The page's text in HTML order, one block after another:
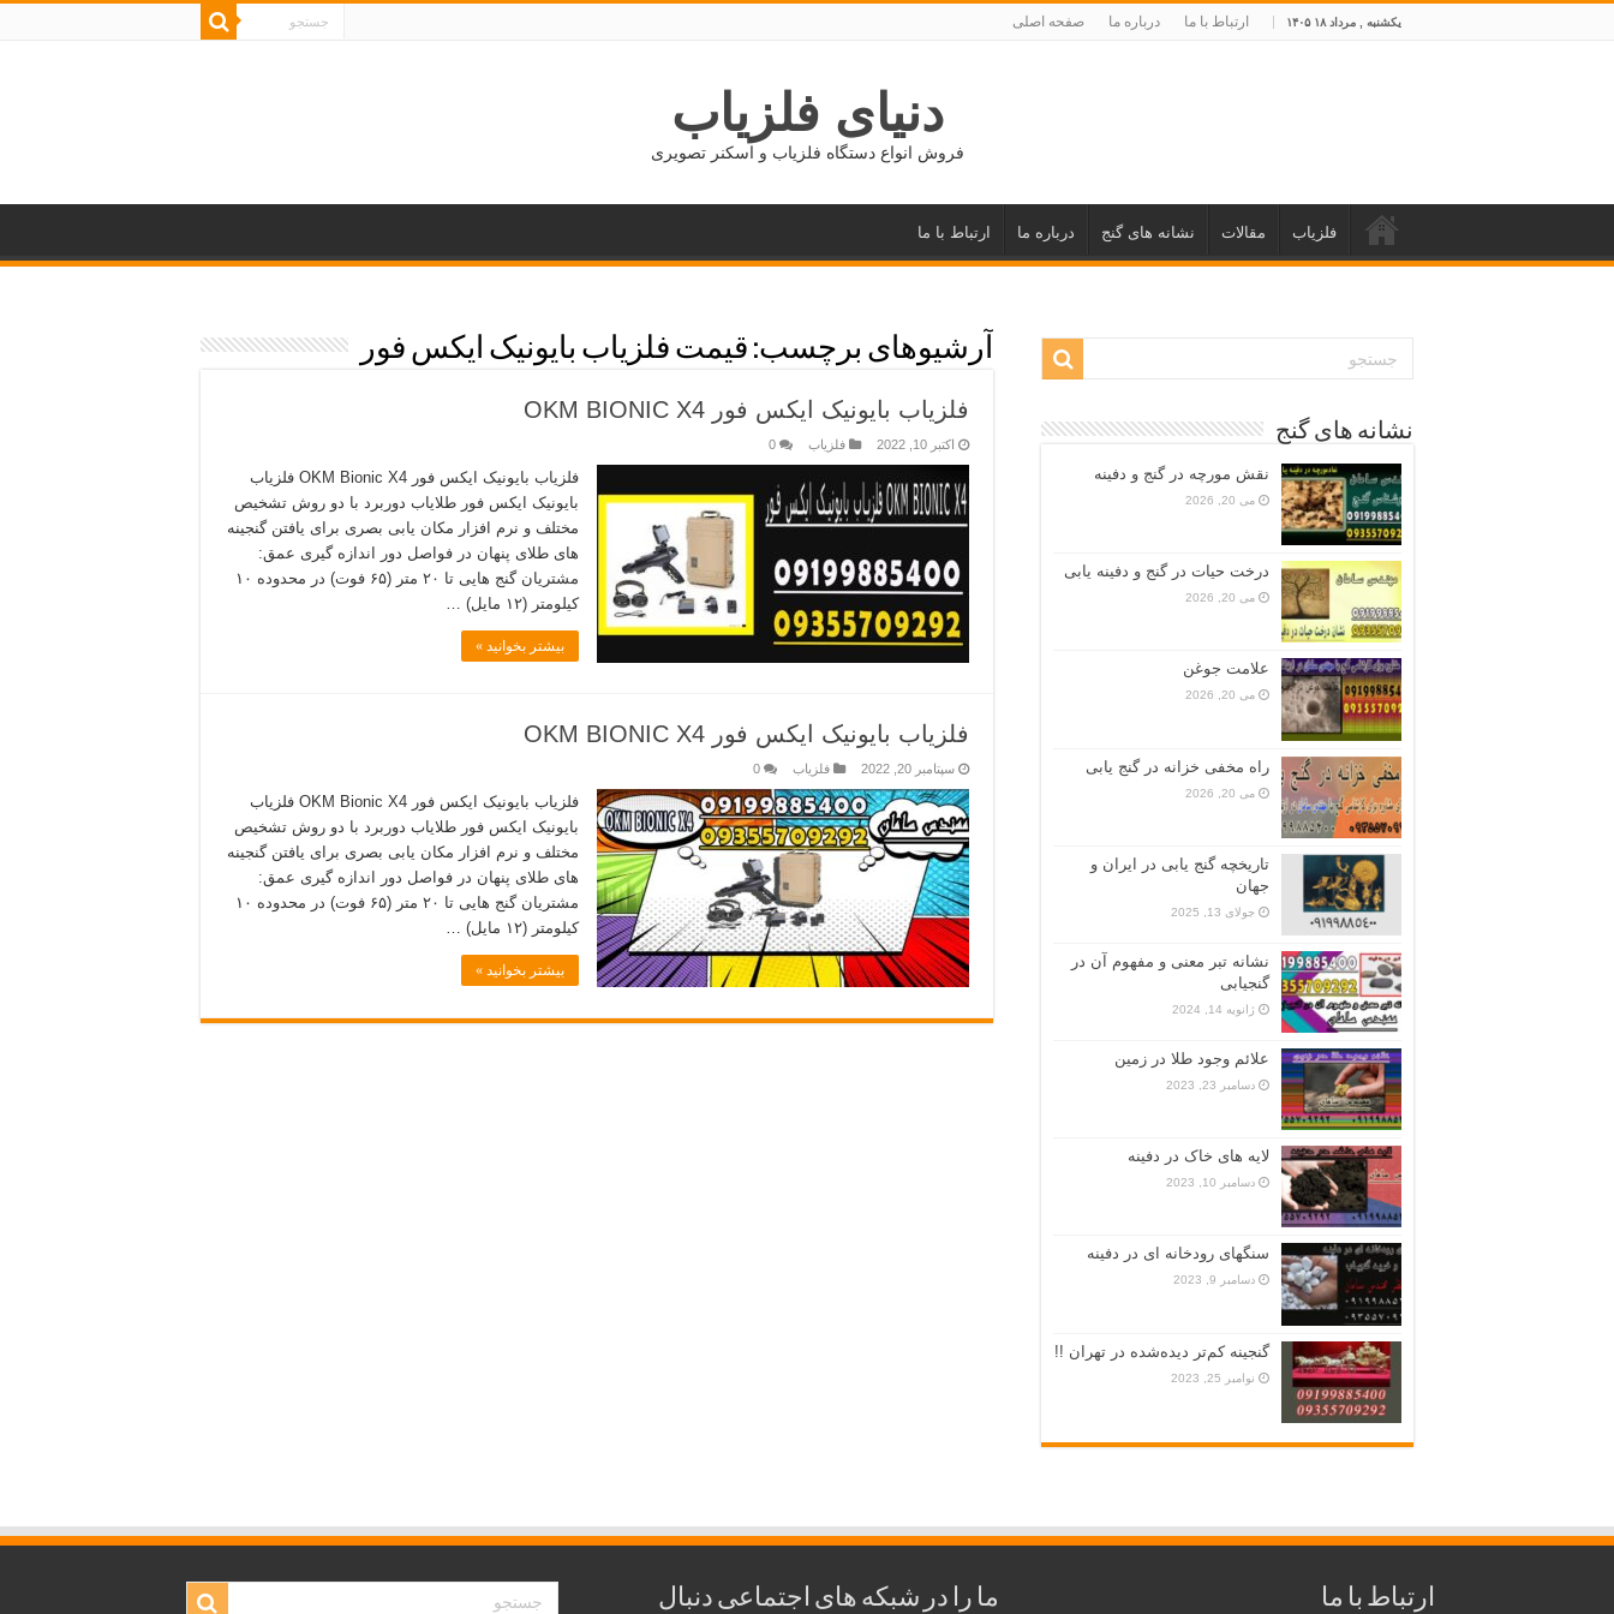
یکشنبه , مرداد ۱۸ ۱۴۰۵ ارتباط با ما درباره ما صفحه اصلی
دنیای فلزیاب
فروش انواع دستگاه فلزیاب و اسکنر تصویری
فلزیاب مقالات نشانه های گنج درباره ما ارتباط با ما
آرشیوهای برچسب: قیمت فلزیاب بایونیک ایکس فور
فلزیاب بایونیک ایکس فور OKM BIONIC X4
اکتبر 10, 2022 فلزیاب 0
فلزیاب بایونیک ایکس فور OKM Bionic X4 فلزیاب
بایونیک ایکس فور طلایاب دوربرد با دو روش تشخیص
مختلف و نرم افزار مکان یابی بصری برای یافتن گنجینه
های طلای پنهان در فواصل دور اندازه گیری عمق:
مشتریان گنج هایی تا ۲۰ متر (۶۵ فوت) در محدوده ۱۰
کیلومتر (۱۲ مایل) …
بیشتر بخوانید »
فلزیاب بایونیک ایکس فور OKM BIONIC X4
سپتامبر 20, 2022 فلزیاب 0
فلزیاب بایونیک ایکس فور OKM Bionic X4 فلزیاب
بایونیک ایکس فور طلایاب دوربرد با دو روش تشخیص
مختلف و نرم افزار مکان یابی بصری برای یافتن گنجینه
های طلای پنهان در فواصل دور اندازه گیری عمق:
مشتریان گنج هایی تا ۲۰ متر (۶۵ فوت) در محدوده ۱۰
کیلومتر (۱۲ مایل) …
بیشتر بخوانید »
نشانه های گنج
نقش مورچه در گنج و دفینه
می 20, 2026
درخت حیات در گنج و دفینه یابی
می 20, 2026
علامت جوغن
می 20, 2026
راه مخفی خزانه در گنج یابی
می 20, 2026
تاریخچه گنج‌ یابی در ایران و
جهان
جولای 13, 2025
نشانه تبر معنی و مفهوم آن در
گنجیابی
ژانویه 14, 2024
علائم وجود طلا در زمین
دسامبر 23, 2023
لایه های خاک در دفینه
دسامبر 10, 2023
سنگهای رودخانه ای در دفینه
دسامبر 9, 2023
گنجینه کم‌تر دیده‌شده در تهران !!
نوامبر 25, 2023
ارتباط با ما ما را در شبکه های اجتماعی دنبال